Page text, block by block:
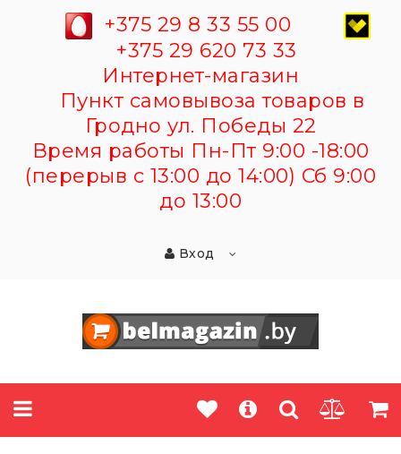
+375 29 8 33 55 00
+375 29 620 73 33
Интернет-магазин
Пункт самовывоза товаров в
Гродно ул. Победы 22
Время работы Пн-Пт 9:00 -18:00
(перерыв с 13:00 до 14:00) Сб 9:00
до 13:00
Вход